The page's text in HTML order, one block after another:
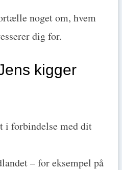
noget om, hvem
dig for.
kigger
i forbindelse med dit
– for eksempel på